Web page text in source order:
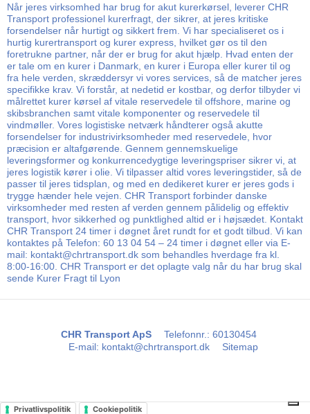
Når jeres virksomhed har brug for akut kurerkørsel, leverer CHR
Transport professionel kurerfragt, der sikrer, at jeres kritiske
forsendelser når hurtigt og sikkert frem. Vi har specialiseret os i
hurtig kurertransport og kurer express, hvilket gør os til den
foretrukne partner, når der er brug for akut hjælp. Hvad enten der
er tale om en kurer i Danmark, en kurer i Europa eller kurer til og
fra hele verden, skræddersyr vi vores services, så de matcher jeres
specifikke krav. Vi forstår, at nedetid er kostbar, og derfor tilbyder vi
målrettet kurer kørsel af vitale reservedele til offshore, marine og
skibsbranchen samt vitale komponenter og reservedele til
vindmøller. Vores logistiske netværk håndterer også akutte
forsendelser for industrivirksomheder med reservedele, hvor
præcision er altafgørende. Gennem gennemskuelige
leveringsformer og konkurrencedygtige leveringspriser sikrer vi, at
jeres logistik kører i olie. Vi tilpasser altid vores leveringstider, så de
passer til jeres tidsplan, og med en dedikeret kurer er jeres gods i
trygge hænder hele vejen. CHR Transport forbinder danske
virksomheder med resten af verden gennem pålidelig og effektiv
transport, hvor sikkerhed og punktlighed altid er i højsædet. Kontakt
CHR Transport 24 timer i døgnet året rundt for et godt tilbud. Vi kan
kontaktes på Telefon: 60 13 04 54 – 24 timer i døgnet eller via E-
mail: kontakt@chrtransport.dk som behandles hverdage fra kl.
8:00-16:00. CHR Transport er det oplagte valg når du har brug skal
sende Kurer Fragt til Lyon
CHR Transport ApS Telefonnr.: 60130454
E-mail: kontakt@chrtransport.dk Sitemap
Privatlivspolitik Cookiepolitik